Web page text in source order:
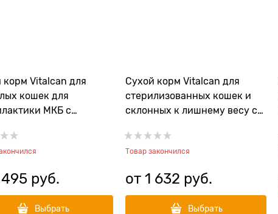
корм Vitalcan для
кошек для
МКБ с
495 руб.
Выбрать
Сухой корм Vitalcan для
стерилизованных кошек и
склонных к лишнему весу с
Control / Castrated
Товар закончился
от 1 632 руб.
Выбрать